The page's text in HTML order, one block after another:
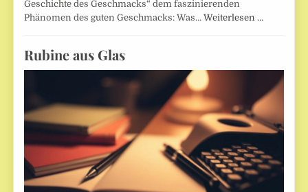
Geschichte des Geschmacks“ dem faszinierenden
Phänomen des guten Geschmacks: Was…Weiterlesen …
Rubine aus Glas